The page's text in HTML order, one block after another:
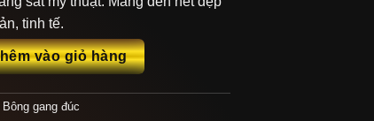
tinh tế.
số lượng
vào giỏ hàng
Bông gang đúc